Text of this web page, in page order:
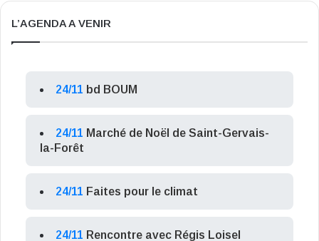
L’AGENDA A VENIR
24/11 bd BOUM
24/11 Marché de Noël de Saint-Gervais-
la-Forêt
24/11 Faites pour le climat
24/11 Rencontre avec Régis Loisel